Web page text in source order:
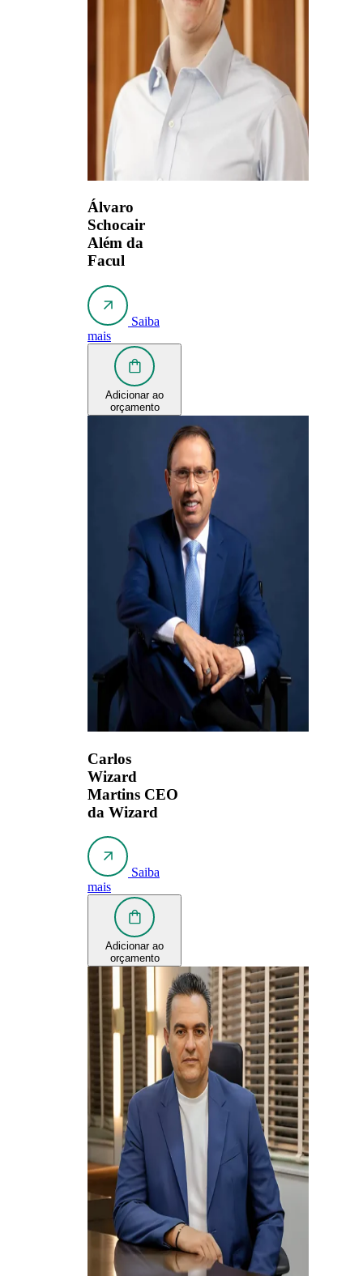
Álvaro
Schocair
Além da
Facul
Saiba
mais
Adicionar ao
orçamento
Carlos
Wizard
Martins CEO
da Wizard
Saiba
mais
Adicionar ao
orçamento